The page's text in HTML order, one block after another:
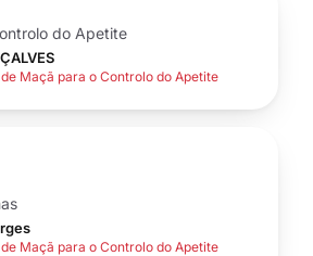
do Apetite
Maçã para o Controlo do Apetite
Maçã para o Controlo do Apetite